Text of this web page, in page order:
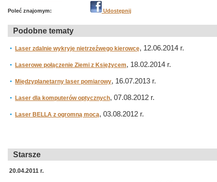
Poleć znajomym: Udostępnij
Podobne tematy
Laser zdalnie wykryje nietrzeźwego kierowcę, 12.06.2014 r.
Laserowe połączenie Ziemi z Księżycem, 18.02.2014 r.
Międzyplanetarny laser pomiarowy, 16.07.2013 r.
Laser dla komputerów optycznych, 07.08.2012 r.
Laser BELLA z ogromną mocą, 03.08.2012 r.
Starsze
20.04.2011 r.